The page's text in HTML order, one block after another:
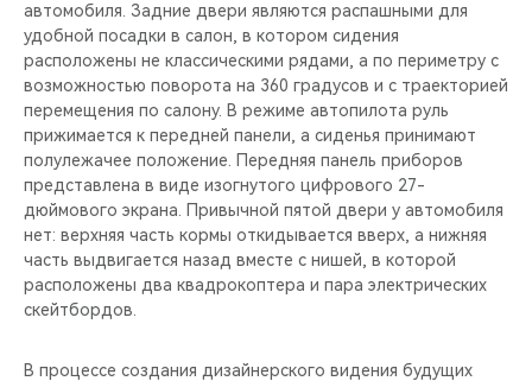
автомобиля. Задние двери являются распашными для
удобной посадки в салон, в котором сидения
расположены не классическими рядами, а по периметру с
возможностью поворота на 360 градусов и с траекторией
перемещения по салону. В режиме автопилота руль
прижимается к передней панели, а сиденья принимают
полулежачее положение. Передняя панель приборов
представлена в виде изогнутого цифрового 27-
дюймового экрана. Привычной пятой двери у автомобиля
нет: верхняя часть кормы откидывается вверх, а нижняя
часть выдвигается назад вместе с нишей, в которой
расположены два квадрокоптера и пара электрических
скейтбордов.
В процессе создания дизайнерского видения будущих